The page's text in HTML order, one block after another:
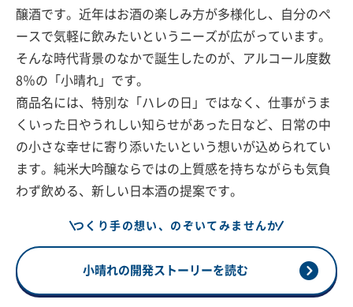
醸酒です。近年はお酒の楽しみ方が多様化し、自分のペ
ースで気軽に飲みたいというニーズが広がっています。
そんな時代背景のなかで誕生したのが、アルコール度数
8％の「小晴れ」です。
商品名には、特別な「ハレの日」ではなく、仕事がうま
くいった日やうれしい知らせがあった日など、日常の中
の小さな幸せに寄り添いたいという想いが込められてい
ます。純米大吟醸ならではの上質感を持ちながらも気負
わず飲める、新しい日本酒の提案です。
つくり手の想い、のぞいてみませんか
小晴れの開発ストーリーを読む